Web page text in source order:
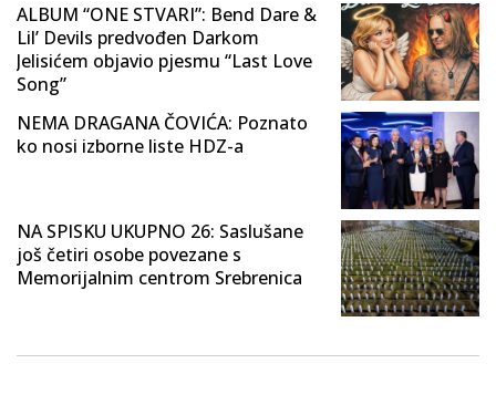
ALBUM “ONE STVARI”: Bend Dare &
Lil’ Devils predvođen Darkom
Jelisićem objavio pjesmu “Last Love
Song”
NEMA DRAGANA ČOVIĆA: Poznato
ko nosi izborne liste HDZ-a
NA SPISKU UKUPNO 26: Saslušane
još četiri osobe povezane s
Memorijalnim centrom Srebrenica